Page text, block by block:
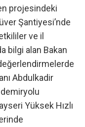
projesindeki
Şantiyesi’nde
ve il
bilgi alan Bakan
Abdulkadir
Yüksek Hızlı